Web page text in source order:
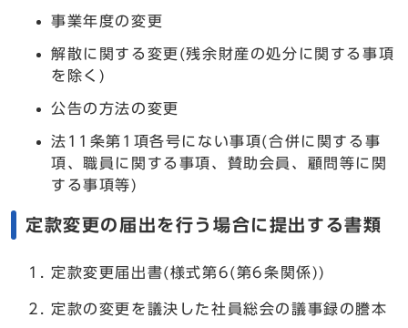
事業年度の変更
解散に関する変更(残余財産の処分に関する事項
を除く)
公告の方法の変更
法11条第1項各号にない事項(合併に関する事
項、職員に関する事項、賛助会員、顧問等に関
する事項等)
定款変更の届出を行う場合に提出する書類
定款変更届出書(様式第6(第6条関係))
定款の変更を議決した社員総会の議事録の謄本